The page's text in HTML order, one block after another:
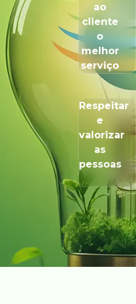
ao
cliente
o
melhor
serviço
Respeitar
e
valorizar
as
pessoas